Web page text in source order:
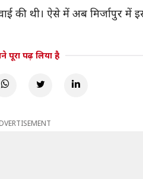
थी। ऐसे में अब मिर्जापुर में
पूरा पढ़ लिया है